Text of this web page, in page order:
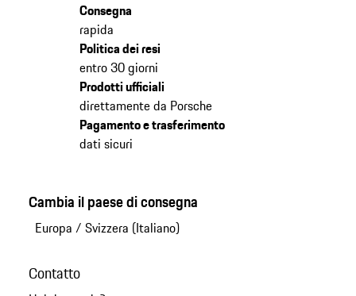
Consegna
rapida
Politica dei resi
entro 30 giorni
Prodotti ufficiali
direttamente da Porsche
Pagamento e trasferimento
dati sicuri
Cambia il paese di consegna
Europa / Svizzera (Italiano)
Contatto